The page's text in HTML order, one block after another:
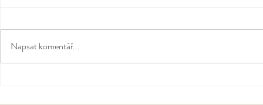
Napsat komentář...